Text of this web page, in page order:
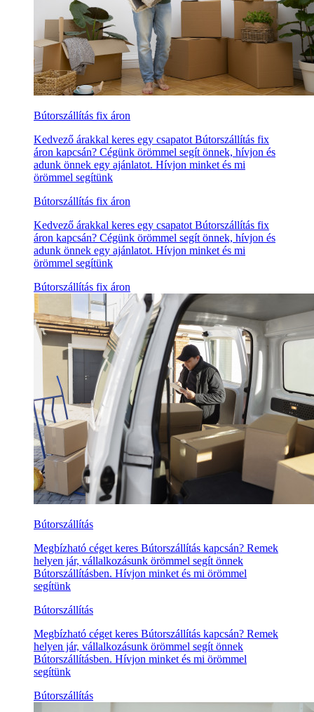
Bútorszállítás fix áron
Kedvező árakkal keres egy csapatot Bútorszállítás fix
áron kapcsán? Cégünk örömmel segít önnek, hívjon és
adunk önnek egy ajánlatot. Hívjon minket és mi
örömmel segítünk
Bútorszállítás fix áron
Kedvező árakkal keres egy csapatot Bútorszállítás fix
áron kapcsán? Cégünk örömmel segít önnek, hívjon és
adunk önnek egy ajánlatot. Hívjon minket és mi
örömmel segítünk
Bútorszállítás fix áron
Bútorszállítás
Megbízható céget keres Bútorszállítás kapcsán? Remek
helyen jár, vállalkozásunk örömmel segít önnek
Bútorszállításben. Hívjon minket és mi örömmel
segítünk
Bútorszállítás
Megbízható céget keres Bútorszállítás kapcsán? Remek
helyen jár, vállalkozásunk örömmel segít önnek
Bútorszállításben. Hívjon minket és mi örömmel
segítünk
Bútorszállítás